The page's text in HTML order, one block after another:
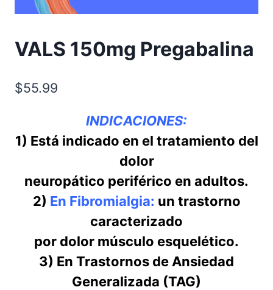
VALS 150mg Pregabalina
$55.99
INDICACIONES:
1) Está indicado en el tratamiento del
dolor
neuropático periférico en adultos.
2) En Fibromialgia: un trastorno
caracterizado
por dolor músculo esquelético.
3) En Trastornos de Ansiedad
Generalizada (TAG)